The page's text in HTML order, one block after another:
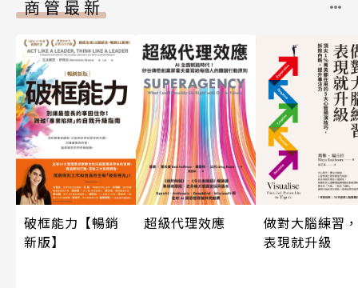
商管最新
破框能力【暢銷
新版】
超級代理效應
做對大腦練習，
表現就升級